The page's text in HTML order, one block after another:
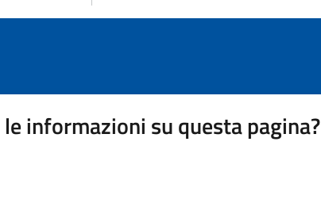
informazioni su questa pagina?